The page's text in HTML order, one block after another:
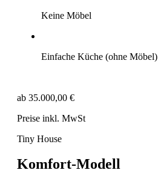
Keine Möbel
Einfache Küche (ohne Möbel)
ab 35.000,00 €
Preise inkl. MwSt
Tiny House
Komfort-Modell